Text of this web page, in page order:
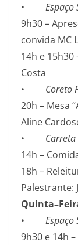
• Espaço
9h30 –
convida MC
14h e
Costa
• Coreto
20h – Mesa
Aline
•
14h –
18h –
Palestrante:
• Espaço
9h30 e 14h